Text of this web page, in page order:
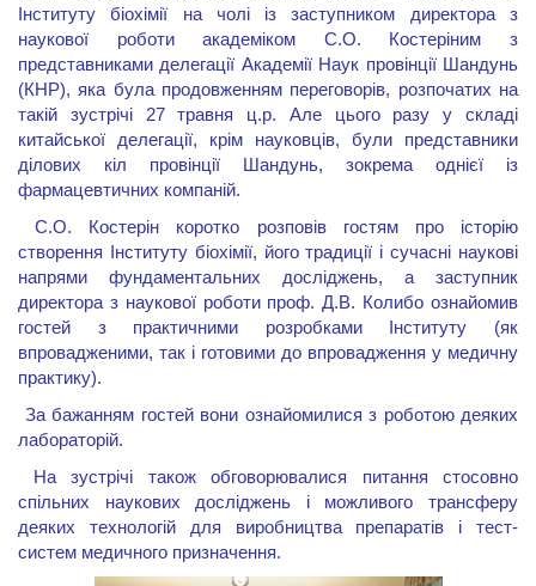
Інституту біохімії на чолі із заступником директора з
наукової роботи академіком С.О. Костеріним з
представниками делегації Академії Наук провінції Шандунь
(КНР), яка була продовженням переговорів, розпочатих на
такій зустрічі 27 травня ц.р. Але цього разу у складі
китайської делегації, крім науковців, були представники
ділових кіл провінції Шандунь, зокрема однієї із
фармацевтичних компаній.
С.О. Костерін коротко розповів гостям про історію
створення Інституту біохімії, його традиції і сучасні наукові
напрями фундаментальних досліджень, а заступник
директора з наукової роботи проф. Д.В. Колибо ознайомив
гостей з практичними розробками Інституту (як
впровадженими, так і готовими до впровадження у медичну
практику).
За бажанням гостей вони ознайомилися з роботою деяких
лабораторій.
На зустрічі також обговорювалися питання стосовно
спільних наукових досліджень і можливого трансферу
деяких технологій для виробництва препаратів і тест-
систем медичного призначення.